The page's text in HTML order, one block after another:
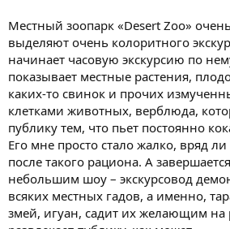
Местный зоопарк «Desert Zoo»
выделяют очень колоритного
начинает часовую экскурсию по
показывает местные растения,
каких-то свинок и прочих
клетками животных, верблюда,
публику тем, что пьет постоянно
Его мне просто стало жалко, вряд
после такого рациона. А
небольшим шоу – экскурсовод
всяких местных гадов, а именно,
змей, игуан, садит их желающим на